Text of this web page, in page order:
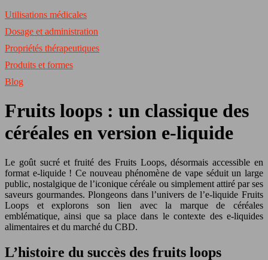
Utilisations médicales
Dosage et administration
Propriétés thérapeutiques
Produits et formes
Blog
Fruits loops : un classique des
céréales en version e-liquide
Le goût sucré et fruité des Fruits Loops, désormais accessible en
format e-liquide ! Ce nouveau phénomène de vape séduit un large
public, nostalgique de l’iconique céréale ou simplement attiré par ses
saveurs gourmandes. Plongeons dans l’univers de l’e-liquide Fruits
Loops et explorons son lien avec la marque de céréales
emblématique, ainsi que sa place dans le contexte des e-liquides
alimentaires et du marché du CBD.
L’histoire du succès des fruits loops